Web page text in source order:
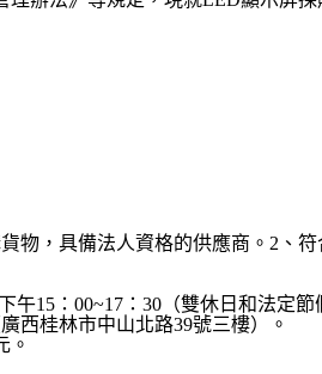
物，具備法人資格的供應商。 2 、
午15 ： 00~17 ： 30 （雙休日和法定節
西桂林市中山北路39號三樓）。
。